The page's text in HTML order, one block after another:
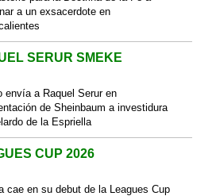
a un exsacerdote en
SERUR SMEKE
envía a Raquel Serur en
de Sheinbaum a investidura
de la Espriella
CUP 2026
cae en su debut de la Leagues Cup